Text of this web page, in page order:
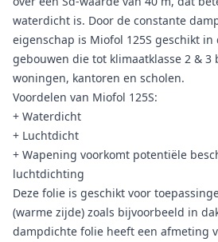
waterdicht is. Door de constante
eigenschap is Miofol 125S geschikt in
gebouwen die tot klimaatklasse 2 & 3
woningen, kantoren en scholen.
Voordelen van Miofol 125S:
+ Waterdicht
+ Luchtdicht
+ Wapening voorkomt potentiële
luchtdichting
Deze folie is geschikt voor
(warme zijde) zoals bijvoorbeeld in
dampdichte folie heeft een afmeting